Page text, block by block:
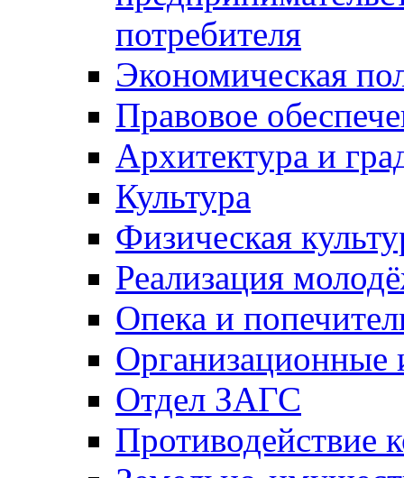
потребителя
Экономическая
Правовое
Архитектура и
Культура
Физическая
Реализация
Опека и
Отдел ЗАГС
Противодействие